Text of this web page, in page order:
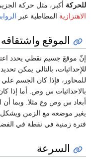
للحركة أكبر، مثل حركة
الاهتزازية المطاطية عبر
الموقع واشتقاقه
إنّ موقعَ جسيم نقطي يحدد
للإحداثيات، بالتالي يمكن
للمحاور، فإذا كان الجسم
بالاحداثيات س وص. أما إذا
أبعاد س وص وع مثلا. وبما
يغير موضعه مع الزمن ويشكل
فترة زمنية في نقطة في الفضاء س1، وص1،
السرعة